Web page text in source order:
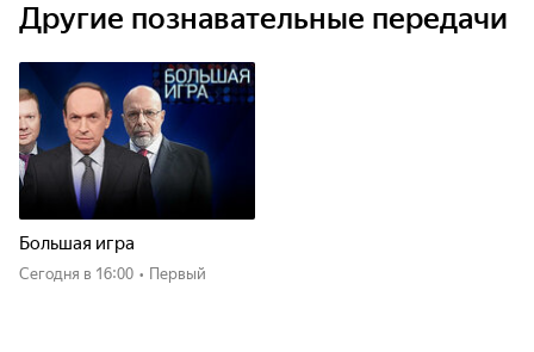
Другие познавательные передачи
Большая игра
Сегодня в 16:00 • Первый